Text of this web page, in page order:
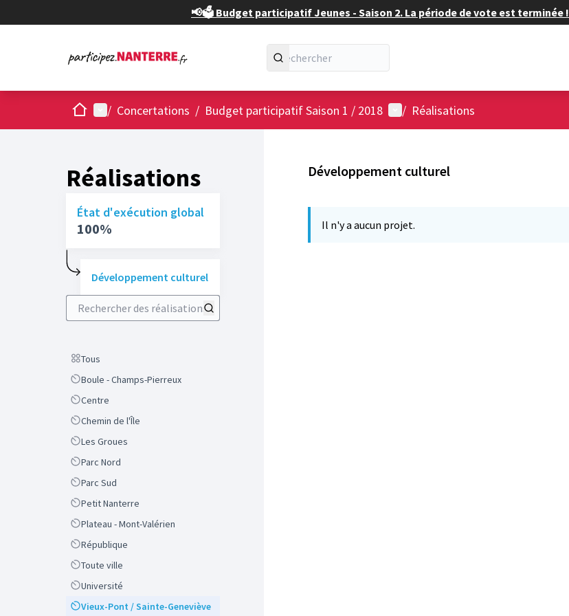
📢🗳️ Budget participatif Jeunes - Saison 2. La période de vote est terminée !
AccueilMenu principal
/ Concertations / Budget participatif Saison 1 / 2018 Menu utilisateur
/ Réalisations
Réalisations
État d'exécution global
100%
Développement culturel
Rechercher des réalisations
Scope
Tous
ScopeBoule - Champs-Pierreux
ScopeCentre
ScopeChemin de l'Île
ScopeLes Groues
ScopeParc Nord
ScopeParc Sud
ScopePetit Nanterre
ScopePlateau - Mont-Valérien
ScopeRépublique
ScopeToute ville
ScopeUniversité
ScopeVieux-Pont / Sainte-Geneviève
Développement culturel
Il n'y a aucun projet.